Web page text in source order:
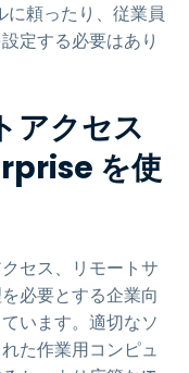
頼ったり、従業員
定する必要はあり
クセス
を使
セス、リモートサ
必要とする企業向
います。適切なソ
た作業用コンピュ